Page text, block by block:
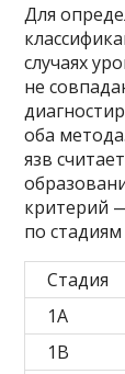
Для
случаях
не
оба
язв
критерий
по стадиям
Стадия
1А
1В